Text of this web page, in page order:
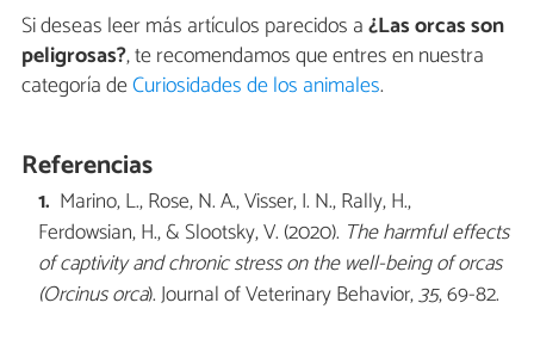
Si deseas leer más artículos parecidos a¿Las orcas son
peligrosas?, te recomendamos que entres en nuestra
categoría deCuriosidades de los animales.
Referencias
Marino, L., Rose, N. A., Visser, I. N., Rally, H.,
Ferdowsian, H., & Slootsky, V. (2020). The harmful effects
of captivity and chronic stress on the well-being of orcas
(Orcinus orca). Journal of Veterinary Behavior,35, 69-82.